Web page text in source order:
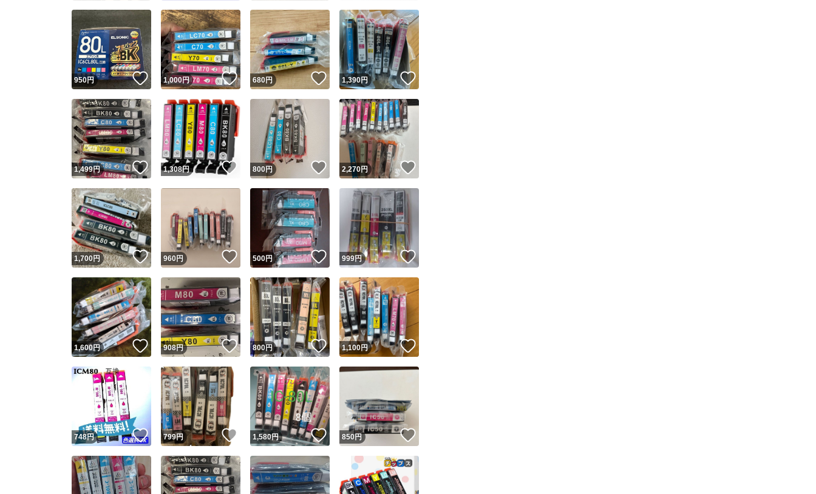
950円 いいね！
1,000円 いいね！
680円 いいね！
1,390円
1,499円 いいね！
1,308円 いいね！
800円 いいね！
2,270円
1,700円 いいね！
960円 いいね！
500円 いいね！
999円 いいね！
1,600円 いいね！
908円 いいね！
800円 いいね！
1,100円 いいね！
748円 いいね！
799円 いいね！
1,580円 いいね！
850円